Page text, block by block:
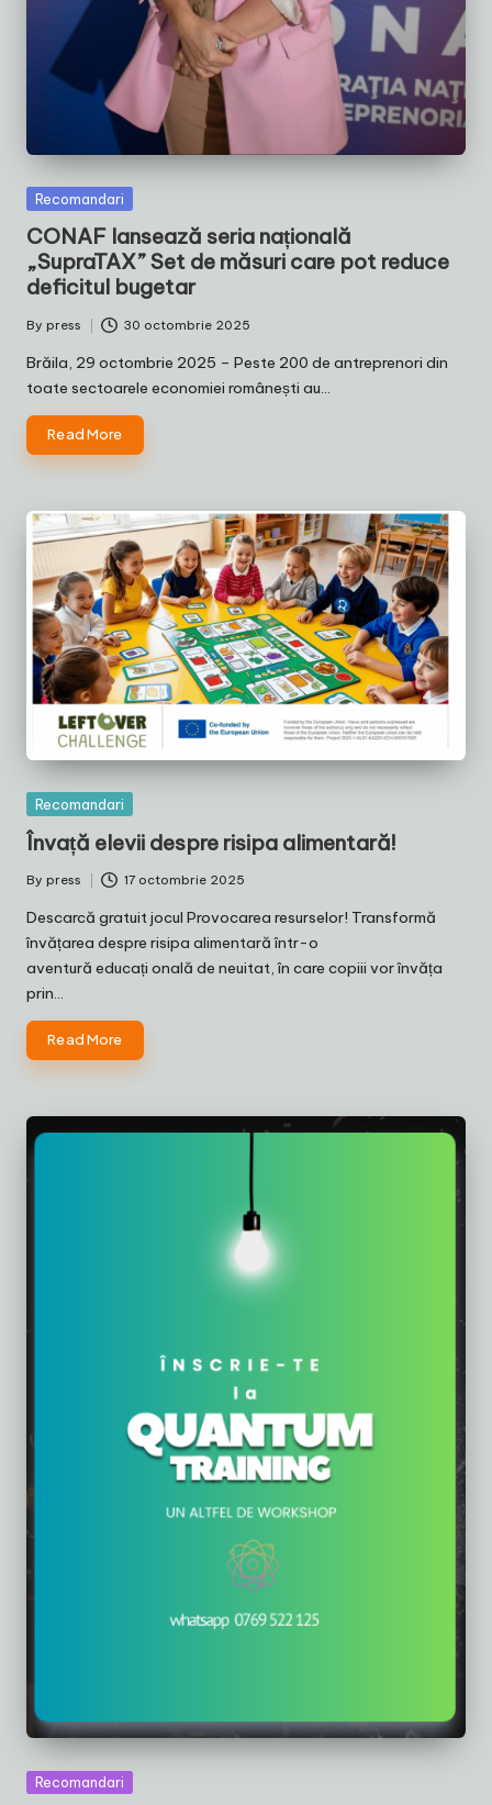
Posted
Recomandari
CONAF lansează seria națională
„SupraTAX” Set de măsuri care pot reduce
deficitul bugetar
Posted
by
By press 30 octombrie 2025
Brăila, 29 octombrie 2025 – Peste 200 de antreprenori din
toate sectoarele economiei românești au…
Read More
Posted
in
Recomandari
Învață elevii despre risipa alimentară!
Posted
by
By press 17 octombrie 2025
Descarcă gratuit jocul Provocarea resurselor! Transformă
învățarea despre risipa alimentară într-o
aventură educați onală de neuitat, în care copiii vor învăța
prin…
Read More
Posted
Recomandari